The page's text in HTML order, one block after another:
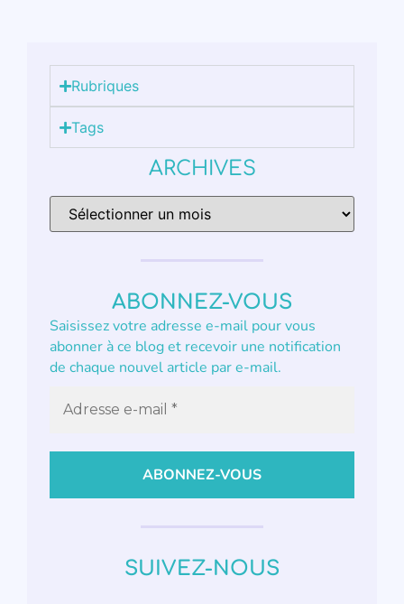
Rubriques
Tags
ARCHIVES
ABONNEZ-VOUS
Saisissez votre adresse e-mail pour vous
abonner à ce blog et recevoir une notification
de chaque nouvel article par e-mail.
SUIVEZ-NOUS